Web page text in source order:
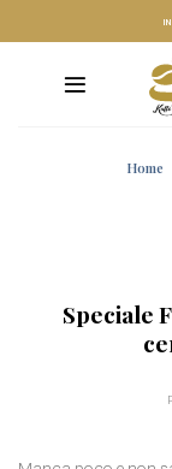
Home
Speciale